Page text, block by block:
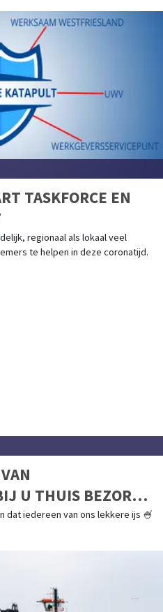
TASKFORCE EN
regionaal als lokaal veel
te helpen in deze coronatijd.
U THUIS BEZORGD
dat iedereen van ons lekkere ijs 🍧